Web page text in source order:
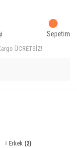
ÜCRETSİZ!
Sepetim
Erkek (2)